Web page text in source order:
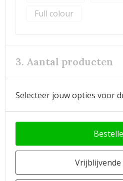
Full colour
3. Aantal producten
Selecteer jouw opties voor